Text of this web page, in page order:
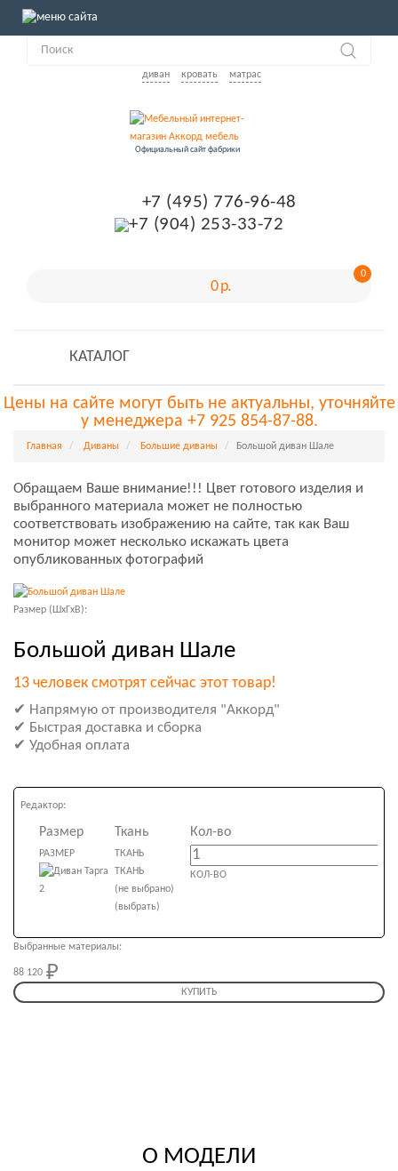
Официальный сайт фабрики
диван кровать матрас
+7 (495) 776-96-48
+7 (904) 253-33-72
0
0 р.
КАТАЛОГ
Цены на сайте могут быть не актуальны, уточняйте
у менеджера +7 925 854-87-88.
Главная Диваны Большие диваны Большой диван Шале
Обращаем Ваше внимание!!! Цвет готового изделия и
выбранного материала может не полностью
соответствовать изображению на сайте, так как Ваш
монитор может несколько искажать цвета
опубликованных фотографий
Размер (ШxГxВ):
Большой диван Шале
13 человек смотрят сейчас этот товар!
✔ Напрямую от производителя "Аккорд"
✔ Быстрая доставка и сборка
✔ Удобная оплата
Редактор:
Размер
РАЗМЕР
Ткань
ТКАНЬ
ТКАНЬ
(не выбрано)
(выбрать)
Кол-во
КОЛ-ВО
Выбранные материалы:
88 120
КУПИТЬ
О МОДЕЛИ